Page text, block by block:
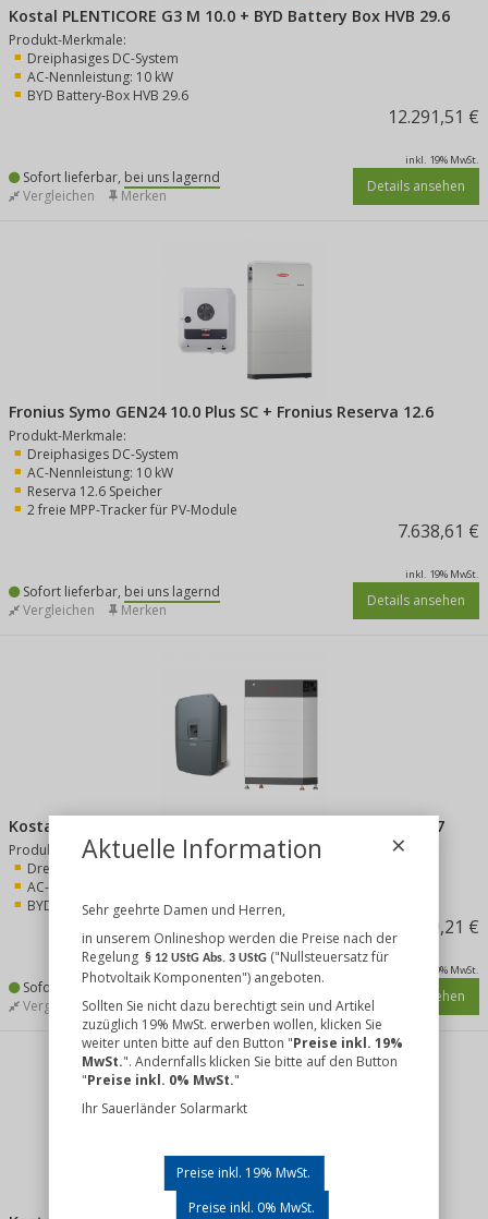
Kostal PLENTICORE G3 M 10.0 + BYD Battery Box HVB 29.6
Produkt-Merkmale:
Dreiphasiges DC-System
AC-Nennleistung: 10 kW
BYD Battery-Box HVB 29.6
12.291,51 €
inkl. 19% MwSt.
Sofort lieferbar, bei uns lagernd Details ansehen
Vergleichen Merken
Fronius Symo GEN24 10.0 Plus SC + Fronius Reserva 12.6
Produkt-Merkmale:
Dreiphasiges DC-System
AC-Nennleistung: 10 kW
Reserva 12.6 Speicher
2 freie MPP-Tracker für PV-Module
7.638,61 €
inkl. 19% MwSt.
Sofort lieferbar, bei uns lagernd Details ansehen
Vergleichen Merken
Kostal PLENTICORE G3 L 15.0 + BYD Battery Box HVB 20.7
Produkt-Merkmale:
Dreiphasiges DC-System
AC-Nennleistung: 15 kW
BYD Battery-Box HVB 20.7
9.709,21 €
inkl. 19% MwSt.
Sofort lieferbar,bei uns lagernd Details ansehen
Vergleichen Merken
Aktuelle Information
Sehr geehrte Damen und Herren,
in unserem Onlineshop werden die Preise nach der
Regelung § 12 UStG Abs. 3 UStG("Nullsteuersatz für
Photvoltaik Komponenten") angeboten.
Sollten Sie nicht dazu berechtigt sein und Artikel
zuzüglich 19% MwSt. erwerben wollen, klicken Sie
weiter unten bitte auf den Button "Preise inkl. 19%
MwSt.". Andernfalls klicken Sie bitte auf den Button
"Preise inkl. 0% MwSt."
Ihr Sauerländer Solarmarkt
Preise inkl. 19% MwSt.
Preise inkl. 0% MwSt.
×